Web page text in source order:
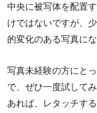
中央に被写体を配置
けではないですが、
的変化のある写真にな
写真未経験の方にと
で、ぜひ一度試して
あれば、レタッチす